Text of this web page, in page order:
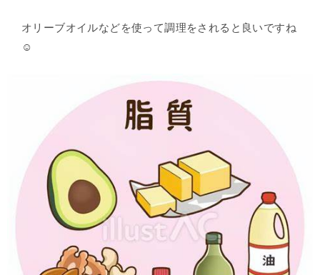
オリーブオイルなどを使って調理をされると良いですね
☺